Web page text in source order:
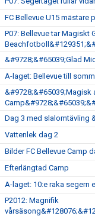
FC Bellevue U15 mästare
P07: Bellevue tar Magiskt
&#9728;&#65039;Glad
A-laget: Bellevue till
&#9728;&#65039;Magisk
Dag 3 med slalomtävling
Vattenlek dag 2
Bilder FC Bellevue Camp
Efterlängtad Camp
A-laget: 10:e raka segern
P2012: Magnifik